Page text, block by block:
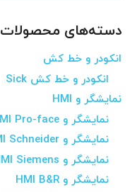
دسته‌های محصولات
انکودر و خط کش
انکودر و خط کش Sick
نمایشگر و HMI
نمایشگر و HMI Pro-face
نمایشگر و HMI Schneider
نمایشگر و HMI Siemens
نمایشگر و HMI B&R